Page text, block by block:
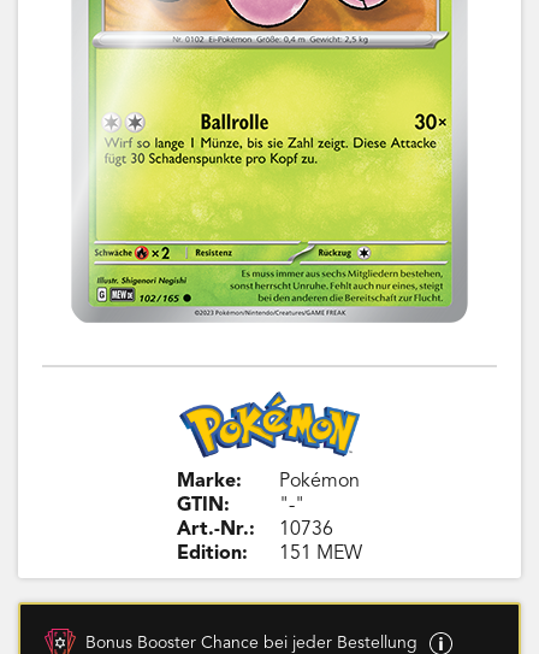
Marke:
GTIN:
Art.-Nr.:
Edition:
Pokémon
"-"
10736
151 MEW
Bonus Booster Chance bei jeder Bestellung